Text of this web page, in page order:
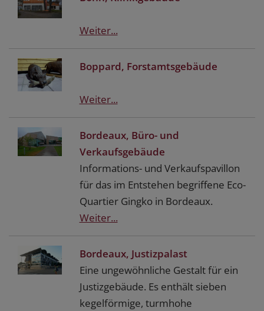
Weiter...
Boppard, Forstamtsgebäude
Weiter...
Bordeaux, Büro- und
Verkaufsgebäude
Informations- und Verkaufspavillon
für das im Entstehen begriffene Eco-
Quartier Gingko in Bordeaux.
Weiter...
Bordeaux, Justizpalast
Eine ungewöhnliche Gestalt für ein
Justizgebäude. Es enthält sieben
kegelförmige, turmhohe